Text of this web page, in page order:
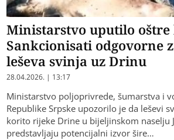
Ministarstvo uputilo
Sankcionisati odgovorne
leševa svinja uz Drinu
28.04.2026. | 13:17
Ministarstvo poljoprivrede, šumarstva i
Republike Srpske upozorilo je da leševi
korito rijeke Drine u bijeljinskom naselju
predstavljaju potencijalni izvor šire…